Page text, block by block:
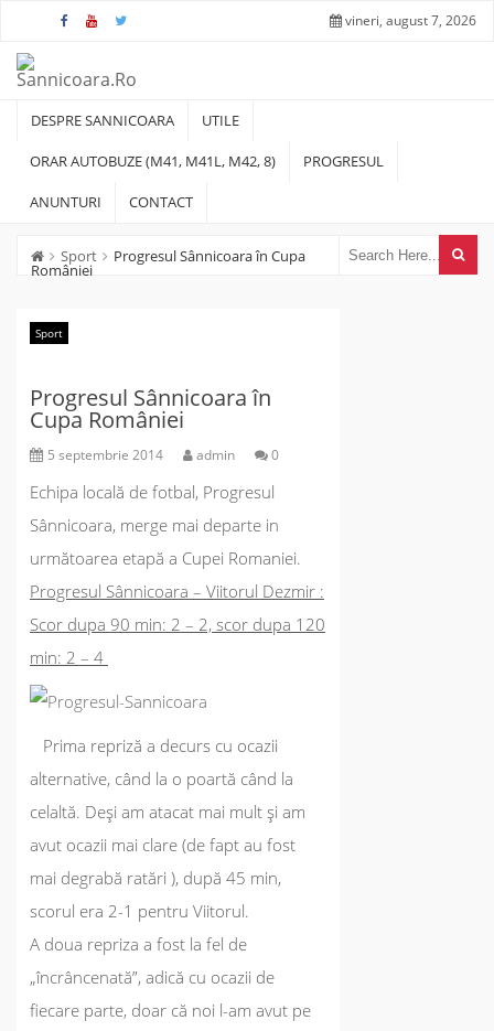
vineri, august 7, 2026
DESPRE SANNICOARA UTILE
ORAR AUTOBUZE (M41, M41L, M42, 8) PROGRESUL
ANUNTURI CONTACT
Sport Progresul Sânnicoara în Cupa
României
Sport
Progresul Sânnicoara în
Cupa României
5 septembrie 2014 admin 0
Echipa locală de fotbal, Progresul
Sânnicoara, merge mai departe in
următoarea etapă a Cupei Romaniei.
Progresul Sânnicoara – Viitorul Dezmir :
Scor dupa 90 min: 2 – 2, scor dupa 120
min: 2 – 4
Prima repriză a decurs cu ocazii
alternative, când la o poartă când la
celaltă. Deși am atacat mai mult și am
avut ocazii mai clare (de fapt au fost
mai degrabă ratări ), după 45 min,
scorul era 2-1 pentru Viitorul.
A doua repriza a fost la fel de
„încrâncenată”, adică cu ocazii de
fiecare parte, doar că noi l-am avut pe